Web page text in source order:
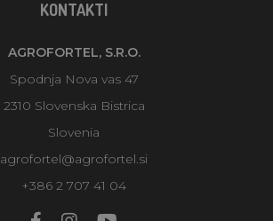
KONTAKTI
AGROFORTEL, S.R.O.
Spodnja Nova vas 47
2310 Slovenska Bistrica
Slovenia
agrofortel@agrofortel.si
+386 2 707 41 04